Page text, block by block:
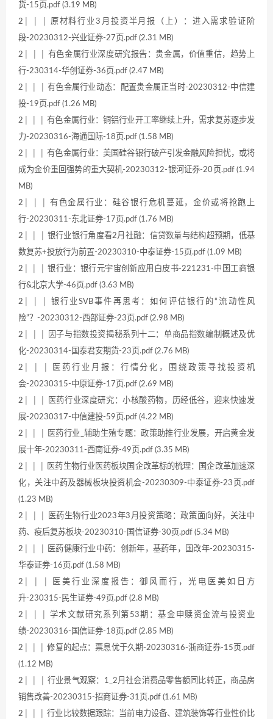
货-15页.pdf (3.19 MB)
2│ │ │ 原材料行业3月投资半月报（上）：进入需求验证阶
段-20230312-兴业证券-27页.pdf (2.31 MB)
2│ │ │ 有色金属行业深度研究报告：贵金属，价值重估，趋势上
行-230314-华创证券-36页.pdf (2.47 MB)
2│ │ │ 有色金属行业动态：配置贵金属正当时-20230312-中信建
投-19页.pdf (1.26 MB)
2│ │ │ 有色金属行业：铜铝行业开工率继续上升，需求复苏逐步发
力-20230316-海通国际-18页.pdf (1.58 MB)
2│ │ │ 有色金属行业：美国硅谷银行破产引发金融风险担忧，或将
成为金价重回强势的重大契机-20230312-银河证券-20页.pdf (1.94
MB)
2│ │ │ 有色金属行业：硅谷银行危机蔓延，金价或将抢跑上
行-20230311-东北证券-17页.pdf (1.76 MB)
2│ │ │ 银行业银行角度看2月社融：信贷数量与结构超预期，低基
数复苏+投放行为前置-20230310-中泰证券-15页.pdf (1.09 MB)
2│ │ │ 银行业：银行元宇宙创新应用白皮书-221231-中国工商银
行&北京大学-46页.pdf (3.63 MB)
2│ │ │ 银行业SVB事件再思考：如何评估银行的“流动性风
险”？-20230312-西部证券-23页.pdf (2.98 MB)
2│ │ │ 因子与指数投资揭秘系列十二：单商品指数编制概述及优
化-20230314-国泰君安期货-23页.pdf (2.76 MB)
2│ │ │ 医药行业月报：行情分化，围绕政策寻找投资机
会-20230315-中原证券-17页.pdf (2.69 MB)
2│ │ │ 医药行业深度研究：小核酸药物，历经低谷，迎来快速发
展-20230317-中信建投-59页.pdf (4.22 MB)
2│ │ │ 医药行业_辅助生殖专题：政策助推行业发展，开启黄金发
展十年-20230311-西南证券-49页.pdf (3.35 MB)
2│ │ │ 医药生物行业医药板块国企改革标的梳理：国企改革加速深
化，关注中药及器械板块投资机会-20230309-中泰证券-23页.pdf
(1.23 MB)
2│ │ │ 医药生物行业2023年3月投资策略：政策面向好，关注中
药、疫后复苏板块-20230310-国信证券-30页.pdf (5.34 MB)
2│ │ │ 医药健康行业中药：创新年，基药年，国改年-20230315-
华泰证券-16页.pdf (1.58 MB)
2│ │ │ 医美行业深度报告：御风而行，光电医美如日方
升-230315-民生证券-49页.pdf (2.8 MB)
2│ │ │ 学术文献研究系列第53期：基金申赎资金流与投资业
绩-20230316-国信证券-18页.pdf (2.85 MB)
2│ │ │ 修复的起点：票息优于久期-20230316-浙商证券-15页.pdf
(1.12 MB)
2│ │ │ 行业景气观察：1_2月社会消费品零售额同比转正，商品房
销售改善-20230315-招商证券-31页.pdf (1.61 MB)
2│ │ │ 行业比较数据跟踪：当前电力设备、建筑装饰等行业性价比